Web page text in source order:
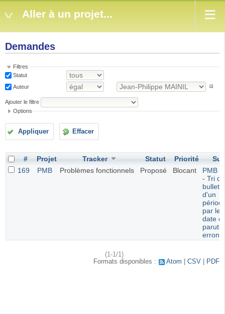
Aller à un projet...
Demandes
Filtres
Statut
Auteur
Ajouter le filtre
Options
Appliquer Effacer
# Projet Tracker Statut Priorité
169
PMB Problèmes fonctionnels Proposé Blocant
PMB
- Tri
d'un
par
date
erroné
(1-1/1)
Formats disponibles :
Atom CSV PDF